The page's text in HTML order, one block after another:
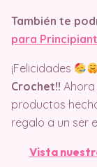
También te
para
¡Felicidades
Crochet!!
productos
regalo a un ser
Vista